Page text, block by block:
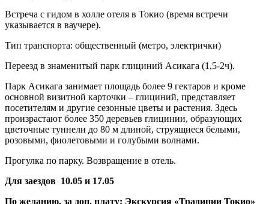
Встреча с гидом в холле отеля в Токио (время встречи
указывается в ваучере).
Тип транспорта: общественный (метро, электрички)
Переезд в знаменитый парк глициний Асикага (1,5-2ч).
Парк Асикага занимает площадь более 9 гектаров и кроме
основной визитной карточки – глициний, представляет
посетителям и другие сезонные цветы и растения. Здесь
произрастают более 350 деревьев глицинии, образующих
цветочные туннели до 80 м длиной, струящиеся белыми,
розовыми, фиолетовыми и голубыми волнами.
Прогулка по парку. Возвращение в отель.
Для заездов 10.05 и 17.05
По желанию, за доп. плату: Экскурсия «Традиции Токио»